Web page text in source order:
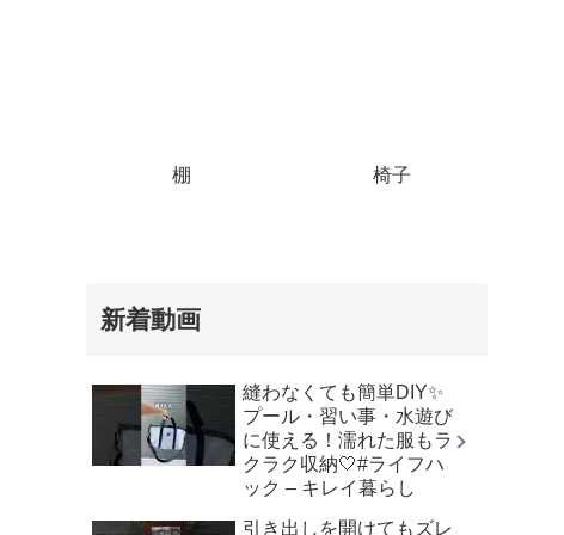
棚 椅子
新着動画
縫わなくても簡単DIY✨
プール・習い事・水遊び
に使える！濡れた服もラ
クラク収納🤍⁡#ライフハ
ック – キレイ暮らし
引き出しを開けてもズレ